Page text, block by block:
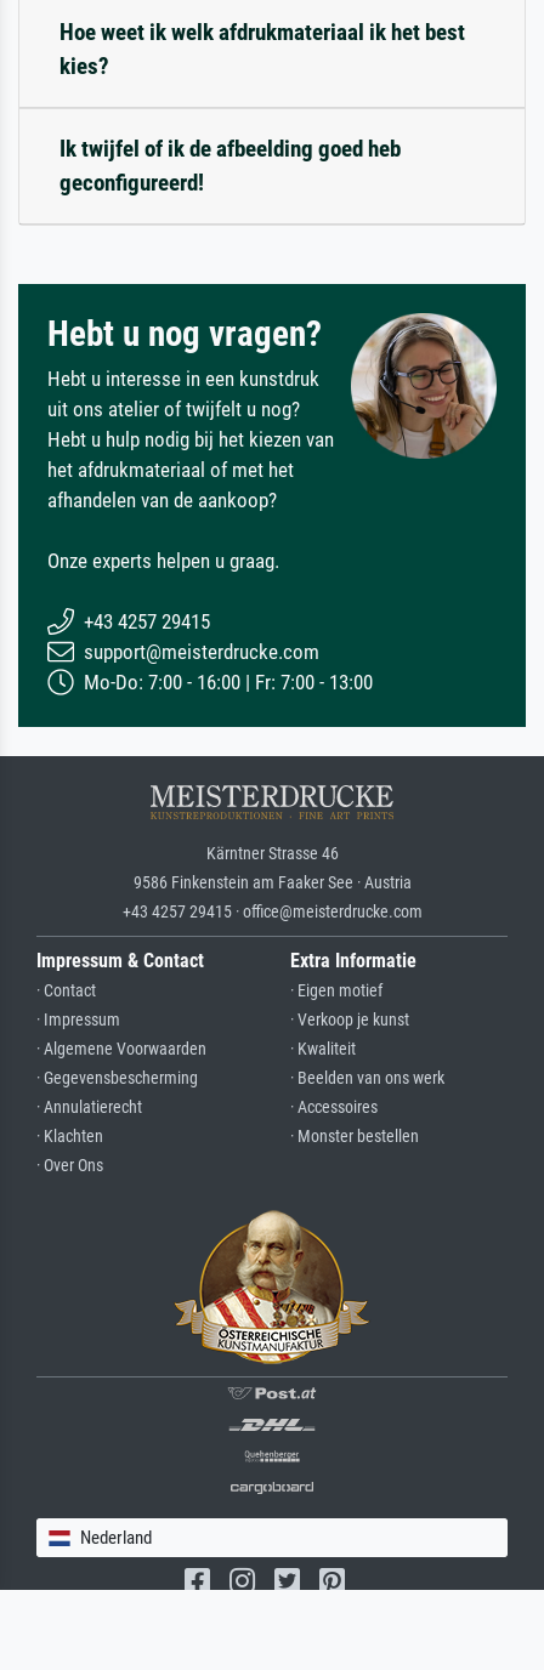
Hoe weet ik welk afdrukmateriaal ik het best
kies?
Ik twijfel of ik de afbeelding goed heb
geconfigureerd!
Hebt u nog vragen?
Hebt u interesse in een kunstdruk
uit ons atelier of twijfelt u nog?
Hebt u hulp nodig bij het kiezen van
het afdrukmateriaal of met het
afhandelen van de aankoop?
Onze experts helpen u graag.
+43 4257 29415
support@meisterdrucke.com
Mo-Do: 7:00 - 16:00 | Fr: 7:00 - 13:00
Kärntner Strasse 46
9586 Finkenstein am Faaker See · Austria
+43 4257 29415 · office@meisterdrucke.com
Impressum & Contact
· Contact
· Impressum
· Algemene Voorwaarden
· Gegevensbescherming
· Annulatierecht
· Klachten
· Over Ons
Extra Informatie
· Eigen motief
· Verkoop je kunst
· Kwaliteit
· Beelden van ons werk
· Accessoires
· Monster bestellen
Nederland